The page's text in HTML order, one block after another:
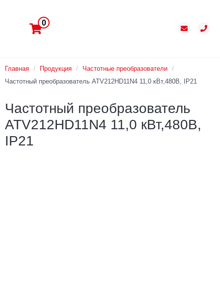
0
Главная / Продукция / Частотные преобразователи /
Частотный преобразователь ATV212HD11N4 11,0 кВт,480В, IP21
Частотный преобразователь
ATV212HD11N4 11,0 кВт,480В,
IP21